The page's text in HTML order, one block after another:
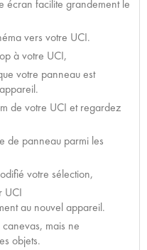
écran facilite grandement le
vers votre UCI.
à votre UCI,
votre panneau est
de votre UCI et regardez
de panneau parmi les
votre sélection,
UCI
au nouvel appareil.
mais ne
objets.